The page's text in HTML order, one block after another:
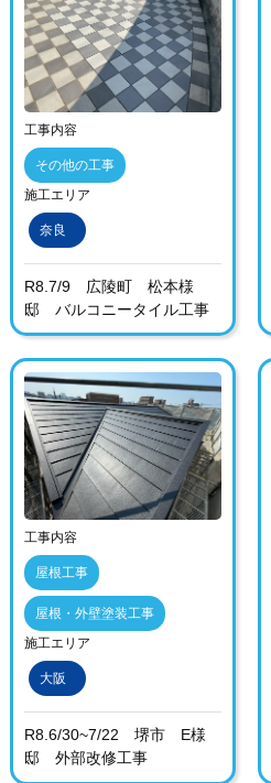
工事内容
その他の工事
施工エリア
奈良
R8.7/9 広陵町 松本様
邸 バルコニータイル工事
工事内容
屋根工事
屋根・外壁塗装工事
施工エリア
大阪
R8.6/30~7/22 堺市 E様
邸 外部改修工事